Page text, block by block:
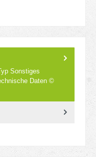
Sonstiges
Daten ©